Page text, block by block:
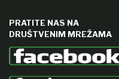
PRATITE NAS NA
DRUŠTVENIM MREŽAMA